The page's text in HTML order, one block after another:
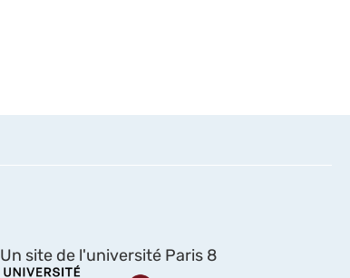
Un site de l'université Paris 8